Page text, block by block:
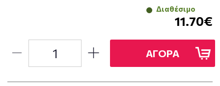
Διαθέσιμο
11.70€
ΑΓΟΡΑ